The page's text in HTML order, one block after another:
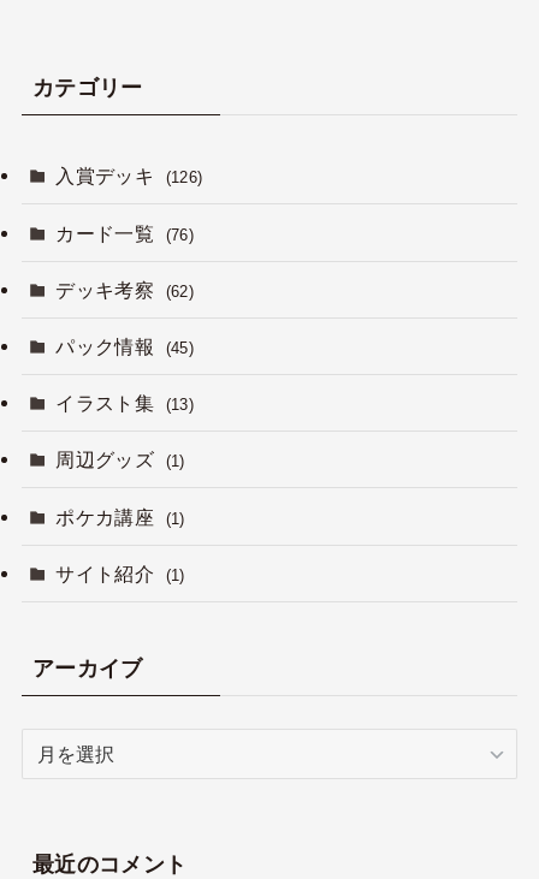
カテゴリー
入賞デッキ (126)
カード一覧 (76)
デッキ考察 (62)
パック情報 (45)
イラスト集 (13)
周辺グッズ (1)
ポケカ講座 (1)
サイト紹介 (1)
アーカイブ
ブ
最近のコメント